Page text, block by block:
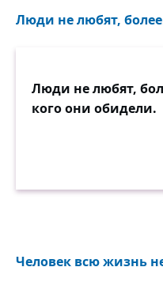
Люди не любят,
Люди не любят,
кого они обидели.
Человек всю жизнь